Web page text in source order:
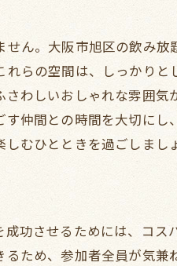
談と成功談
ラン体験記
に残ったエピソード
会の秘訣
出のアイデア
たりな飲み放題
ん。大阪市旭区の飲み
らの空間は、しっかり
わしいおしゃれな雰囲
仲間との時間を大切に
むひとときを過ごしましょ
功させるためには、コ
ため、参加者全員が気